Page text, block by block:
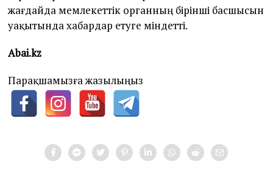
жағдайда мемлекеттік органның бірінші басшысын
уақытында хабардар етуге міндетті.
Abai.kz
Парақшамызға жазылыңыз